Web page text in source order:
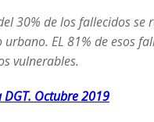
30% de los fallecidos se
EL 81% de esos
vulnerables.
DGT. Octubre 2019